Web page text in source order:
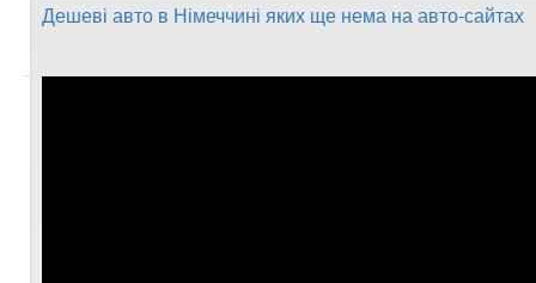
Дешеві авто в Німеччині яких ще нема на авто-сайтах